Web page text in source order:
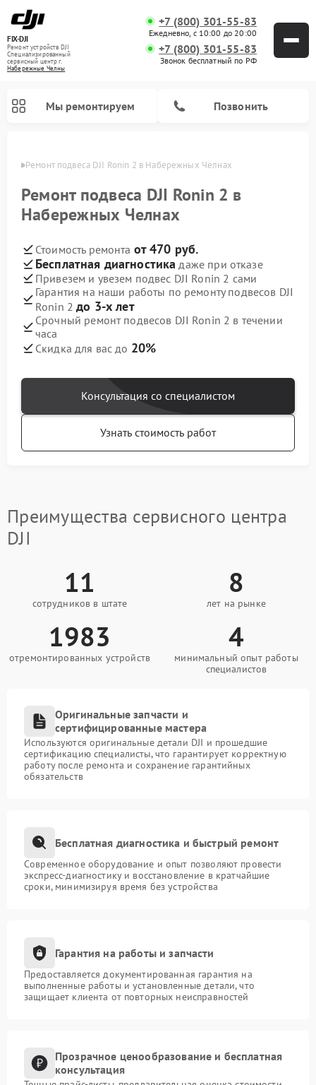
FIX-DJI
Ремонт устройств DJI
Специализированный
cервисный центр г.
Набережные Челны
+7 (800) 301-55-83
Ежедневно, с 10:00 до 20:00
+7 (800) 301-55-83
Звонок бесплатный по РФ
Мы ремонтируем Позвонить
Ремонт подвеса DJI Ronin 2 в Набережных Челнах
Ремонт подвеса DJI Ronin 2 в
Набережных Челнах
Стоимость ремонта от 470 руб.
Бесплатная диагностика даже при отказе
Привезем и увезем подвес DJI Ronin 2 сами
Гарантия на наши работы по ремонту подвесов DJI
Ronin 2до 3-х лет
Срочный ремонт подвесов DJI Ronin 2 в течении
часа
Скидка для вас до 20%
Консультация со специалистом
Узнать стоимость работ
Преимущества сервисного центра
DJI
11
сотрудников в штате
8
лет на рынке
1983
отремонтированных устройств
4
минимальный опыт работы
специалистов
Оригинальные запчасти и
сертифицированные мастера
Используются оригинальные детали DJI и прошедшие
сертификацию специалисты, что гарантирует корректную
работу после ремонта и сохранение гарантийных
обязательств
Бесплатная диагностика и быстрый ремонт
Современное оборудование и опыт позволяют провести
экспресс-диагностику и восстановление в кратчайшие
сроки, минимизируя время без устройства
Гарантия на работы и запчасти
Предоставляется документированная гарантия на
выполненные работы и установленные детали, что
защищает клиента от повторных неисправностей
Прозрачное ценообразование и бесплатная
консультация